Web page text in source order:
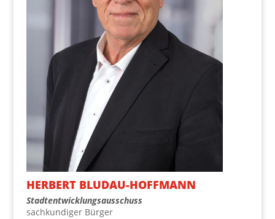
HER­BERT BLUDAU-HOFFMANN
Stadt­ent­wick­lungs­aus­schuss
sach­kun­di­ger Bürger